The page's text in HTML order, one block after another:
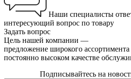
Наши специалисты
интересующий вопрос по товару
Задать вопрос
Цель нашей компании —
предложение широкого ассортимента
постоянно высоком качестве
Подписывайтесь на